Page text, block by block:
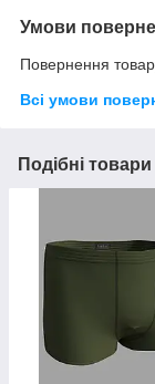
Умови
Повернення
Всі умови
Подібні товари